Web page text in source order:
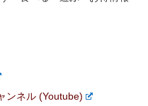
ンネル (Youtube)